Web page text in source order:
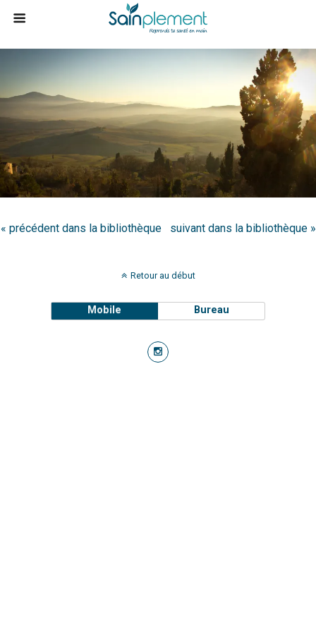
« précédent dans la bibliothèque suivant dans la bibliothèque »
Retour au début
Mobile Bureau